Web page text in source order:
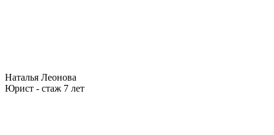
Наталья Леонова
Юрист - стаж 7 лет